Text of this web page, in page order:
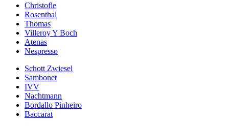
Christofle
Rosenthal
Thomas
Villeroy Y Boch
Atenas
Nespresso
Schott Zwiesel
Sambonet
IVV
Nachtmann
Bordallo Pinheiro
Baccarat